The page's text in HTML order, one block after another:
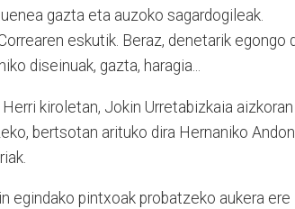
gazta eta auzoko sagardogileak.
eskutik. Beraz, denetarik egongo
diseinuak, gazta, haragia...
kiroletan, Jokin Urretabizkaia aizkoran
bertsotan arituko dira Hernaniko
egindako pintxoak probatzeko aukera ere